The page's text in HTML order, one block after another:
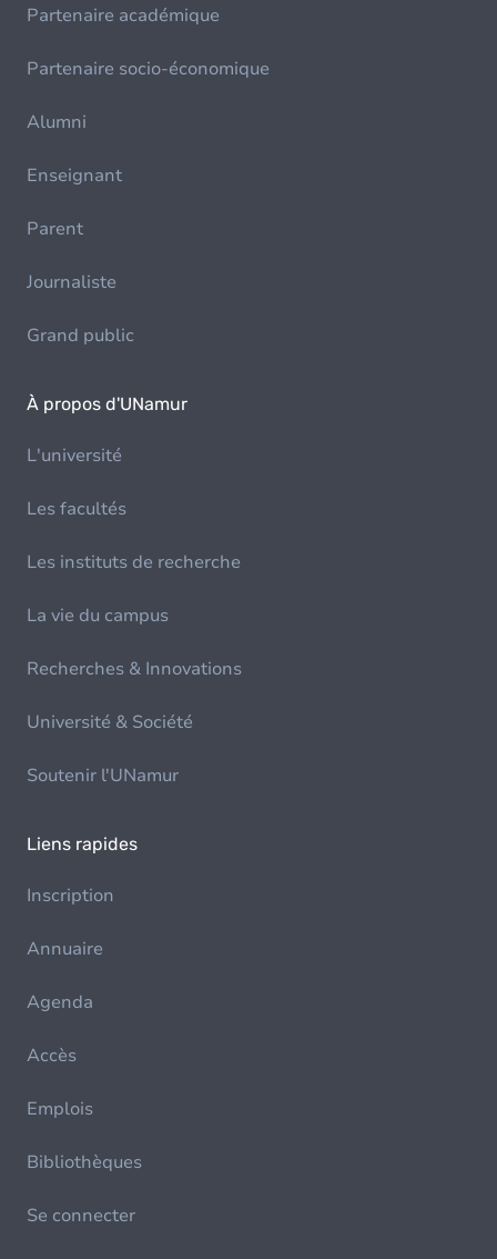
Partenaire académique
Partenaire socio-économique
Alumni
Enseignant
Parent
Journaliste
Grand public
À propos d'UNamur
L'université
Les facultés
Les instituts de recherche
La vie du campus
Recherches & Innovations
Université & Société
Soutenir l'UNamur
Liens rapides
Inscription
Annuaire
Agenda
Accès
Emplois
Bibliothèques
Se connecter